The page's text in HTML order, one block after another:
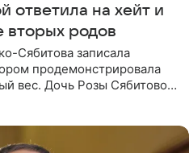
ответила на хейт и
вторых родов
Сябитова записала
продемонстрировала
вес. Дочь Розы Сябитовой